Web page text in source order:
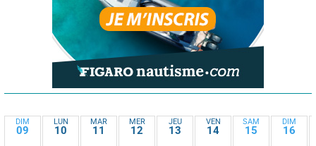
DIM
09
LUN
10
MAR
11
MER
12
JEU
13
VEN
14
SAM
15
DIM
16